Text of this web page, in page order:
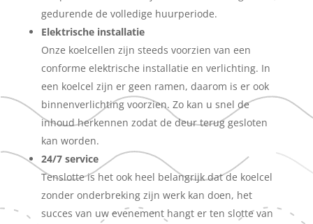
gedurende de volledige huurperiode.
Elektrische installatie
Onze koelcellen zijn steeds voorzien van een
conforme elektrische installatie en verlichting. In
een koelcel zijn er geen ramen, daarom is er ook
binnenverlichting voorzien. Zo kan u snel de
inhoud herkennen zodat de deur terug gesloten
kan worden.
24/7 service
Tenslotte is het ook heel belangrijk dat de koelcel
zonder onderbreking zijn werk kan doen, het
succes van uw evenement hangt er ten slotte van